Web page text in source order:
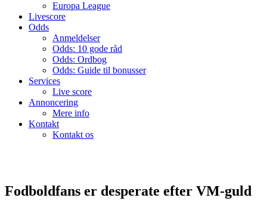
Europa League
Livescore
Odds
Anmeldelser
Odds: 10 gode råd
Odds: Ordbog
Odds: Guide til bonusser
Services
Live score
Annoncering
Mere info
Kontakt
Kontakt os
Fodboldfans er desperate efter VM-guld